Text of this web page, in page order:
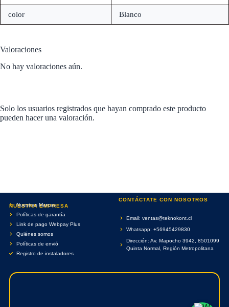
color Blanco
Valoraciones
No hay valoraciones aún.
Solo los usuarios registrados que hayan comprado este producto
pueden hacer una valoración.
NUESTRA EMPRESA
Nuestras Marcas
Políticas de garantía
Link de pago Webpay Plus
Quiénes somos
Políticas de envió
Registro de instaladores
CONTÁCTATE CON NOSOTROS
Email: ventas@teknokont.cl
Whatsapp: +56945429830
Dirección: Av. Mapocho 3942, 8501099
Quinta Normal, Región Metropolitana